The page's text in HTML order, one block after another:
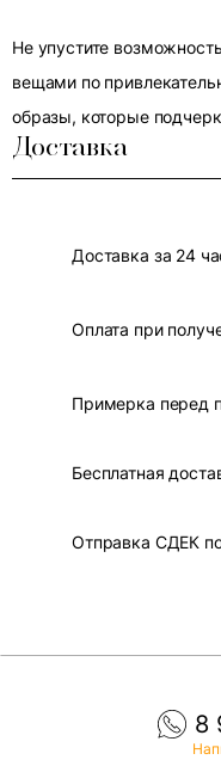
Не упустите
вещами по
образы, которые
Доставка
Доставка за 24
Оплата при
Примерка перед
Бесплатная
Отправка СДЕК
8